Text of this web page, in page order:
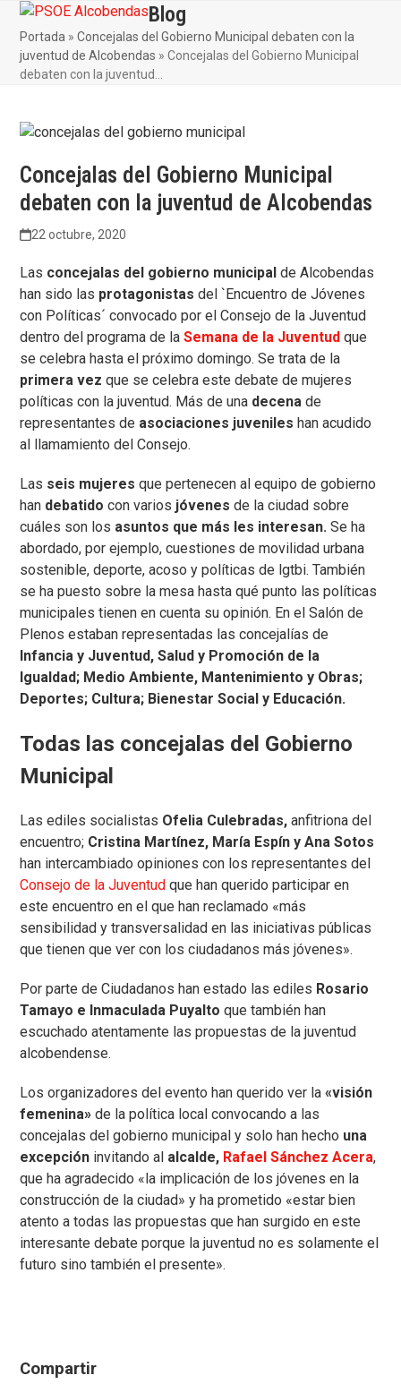
Skip
content
Open
mobile
menu
Close
mobile
menu
Blog
Portada »Concejalas del Gobierno Municipal debaten con la
juventud de Alcobendas »Concejalas del Gobierno Municipal
debaten con la juventud…
Concejalas del Gobierno Municipal
debaten con la juventud de Alcobendas
22 octubre, 2020
Las concejalas del gobierno municipal de Alcobendas
han sido las protagonistas del `Encuentro de Jóvenes
con Políticas´ convocado por el Consejo de la Juventud
dentro del programa de la Semana de la Juventud que
se celebra hasta el próximo domingo. Se trata de la
primera vez que se celebra este debate de mujeres
políticas con la juventud. Más de una decena de
representantes de asociaciones juveniles han acudido
al llamamiento del Consejo.
Las seis mujeres que pertenecen al equipo de gobierno
han debatido con varios jóvenes de la ciudad sobre
cuáles son los asuntos que más les interesan. Se ha
abordado, por ejemplo, cuestiones de movilidad urbana
sostenible, deporte, acoso y políticas de lgtbi. También
se ha puesto sobre la mesa hasta qué punto las políticas
municipales tienen en cuenta su opinión. En el Salón de
Plenos estaban representadas las concejalías de
Infancia y Juventud, Salud y Promoción de la
Igualdad; Medio Ambiente, Mantenimiento y Obras;
Deportes; Cultura; Bienestar Social y Educación.
Todas las concejalas del Gobierno
Municipal
Las ediles socialistas Ofelia Culebradas,anfitriona del
encuentro; Cristina Martínez, María Espín y Ana Sotos
han intercambiado opiniones con los representantes del
Consejo de la Juventud que han querido participar en
este encuentro en el que han reclamado «más
sensibilidad y transversalidad en las iniciativas públicas
que tienen que ver con los ciudadanos más jóvenes».
Por parte de Ciudadanos han estado las ediles Rosario
Tamayo e Inmaculada Puyalto que también han
escuchado atentamente las propuestas de la juventud
alcobendense.
Los organizadores del evento han querido ver la«visión
femenina» de la política local convocando a las
concejalas del gobierno municipal y solo han hecho una
excepción invitando al alcalde, Rafael Sánchez Acera,
que ha agradecido «la implicación de los jóvenes en la
construcción de la ciudad» y ha prometido «estar bien
atento a todas las propuestas que han surgido en este
interesante debate porque la juventud no es solamente el
futuro sino también el presente».
Compartir